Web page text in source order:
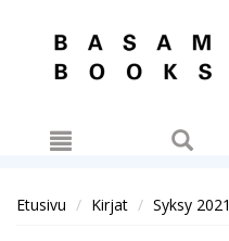
Etusivu Kirjat Syksy 2021